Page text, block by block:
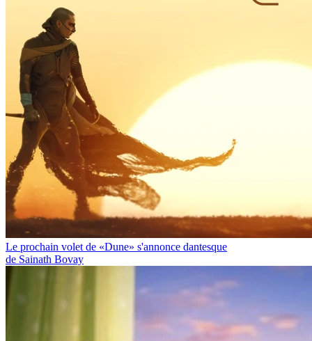
Le prochain volet de «Dune» s'annonce dantesque
de Sainath Bovay